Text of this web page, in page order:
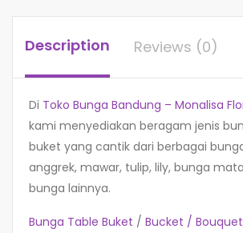
Description Reviews (0)
Di Toko Bunga Bandung – Monalisa
kami menyediakan beragam jenis
buket yang cantik dari berbagai
anggrek, mawar, tulip, lily, bunga
bunga lainnya.
Bunga Table Buket / Bucket / Bouquet